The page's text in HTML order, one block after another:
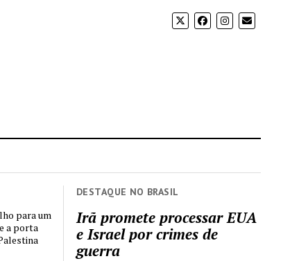
DESTAQUE NO BRASIL
Irã promete processar EUA
e Israel por crimes de
guerra
para um
a porta